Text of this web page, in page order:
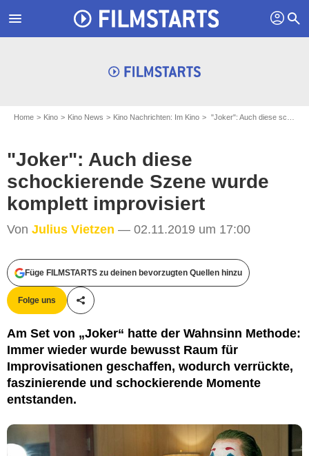
menu profil search
Home Kino Kino News Kino Nachrichten: Im Kino "Joker": Auch diese schockierende Szene wurde komplett improvisiert
"Joker": Auch diese
schockierende Szene wurde
komplett improvisiert
Von Julius Vietzen — 02.11.2019 um 17:00
Füge FILMSTARTS zu deinen bevorzugten Quellen hinzu
Folge uns
Teile diesen Artikel
Am Set von „Joker“ hatte der Wahnsinn Methode:
Immer wieder wurde bewusst Raum für
Improvisationen geschaffen, wodurch verrückte,
faszinierende und schockierende Momente
entstanden.
2019 Warner Bros. Entertainment Inc. All Rights Reserved. TM & © DC Comics
/ Niko Tavernise